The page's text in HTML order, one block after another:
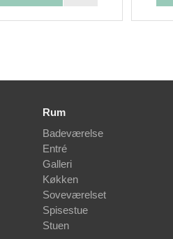
Rum
Badeværelse
Entré
Galleri
Køkken
Soveværelset
Spisestue
Stuen